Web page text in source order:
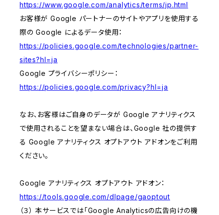
https://www.google.com/analytics/terms/jp.html
お客様が Google パートナーのサイトやアプリを使用する
際の Google によるデータ使用：
https://policies.google.com/technologies/partner-
sites?hl=ja
Google プライバシーポリシー：
https://policies.google.com/privacy?hl=ja
なお、お客様はご自身のデータが Google アナリティクス
で使用されることを望まない場合は、Google 社の提供す
る Google アナリティクス オプトアウト アドオンをご利用
ください。
Google アナリティクス オプトアウト アドオン：
https://tools.google.com/dlpage/gaoptout
（３） 本サービスでは「Google Analyticsの広告向けの機